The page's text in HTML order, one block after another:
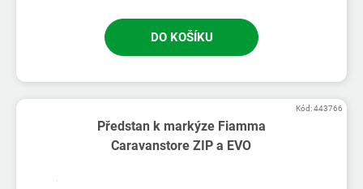
DO KOŠÍKU
Předstan k markýze Fiamma
Caravanstore ZIP a EVO
Kód:443766